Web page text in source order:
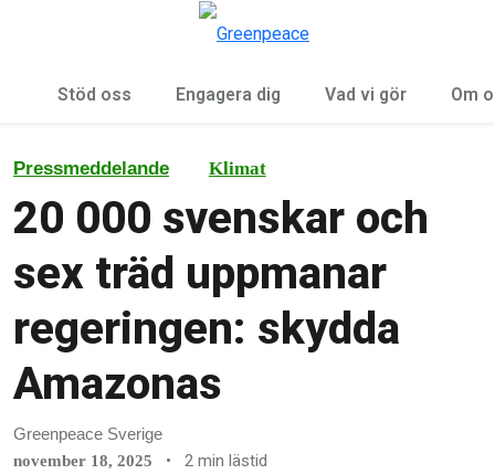
Stöd oss Engagera dig Vad vi gör Om
Pressmeddelande Klimat
20 000 svenskar och
sex träd uppmanar
regeringen: skydda
Amazonas
Greenpeace Sverige
november 18, 2025 • 2 min lästid